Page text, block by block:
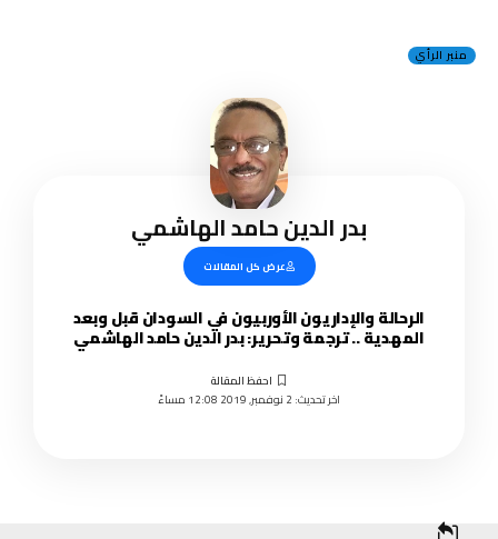
منبر الرأي
بدر الدين حامد الهاشمي
عرض كل المقالات
الرحالة والإداريون الأوربيون في السودان قبل وبعد
المهدية .. ترجمة وتحرير: بدر الدين حامد الهاشمي
اخر تحديث: 2 نوفمبر, 2019 12:08 مساءً